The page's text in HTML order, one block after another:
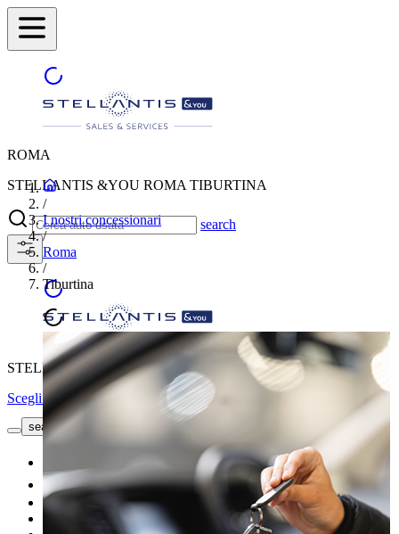
ROMA
STELLANTIS &YOU ROMA TIBURTINA
search
STELLANTIS &YOU ROMA TIBURTINA
Scegli un'altra città
search button - icon
Usato
Le nostre offerte
I nostri brand
/
I nostri concessionari
/
Roma
/
Tiburtina